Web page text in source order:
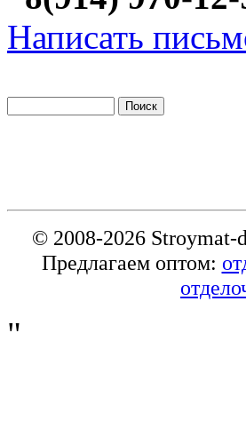
Написать
© 2008-2026 Stroymat-
Предлагаем оптом:
"